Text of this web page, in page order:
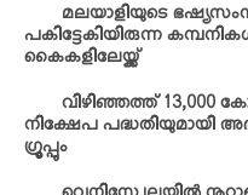
മലയാളിയുടെ
പകിട്ടേകിയിരുന്ന
കൈകളിലേയ്ക്ക്
വിഴിഞ്ഞത്ത് 13,000
നിക്ഷേപ പദ്ധതിയുമായി
ഗ്രൂപ്പും